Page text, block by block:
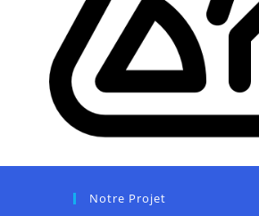
Notre Projet